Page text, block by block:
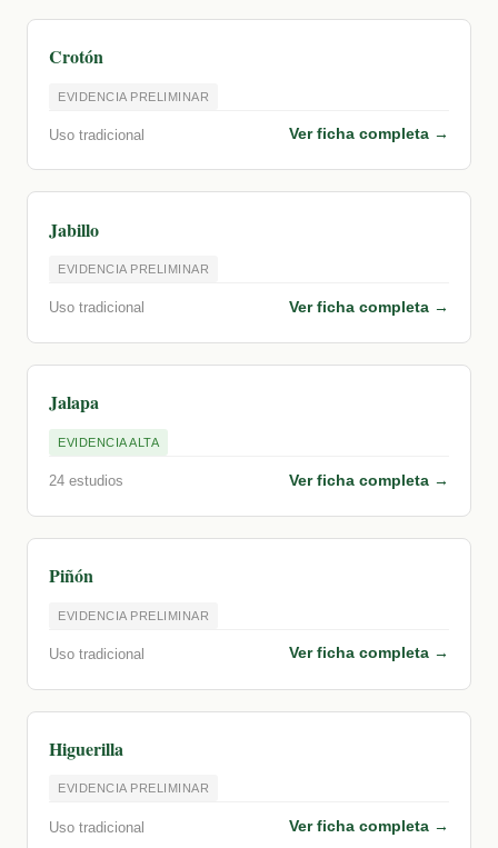
Crotón
EVIDENCIA PRELIMINAR
Uso tradicional Ver ficha completa →
Jabillo
EVIDENCIA PRELIMINAR
Uso tradicional Ver ficha completa →
Jalapa
EVIDENCIA ALTA
24 estudios Ver ficha completa →
Piñón
EVIDENCIA PRELIMINAR
Uso tradicional Ver ficha completa →
Higuerilla
EVIDENCIA PRELIMINAR
Uso tradicional Ver ficha completa →